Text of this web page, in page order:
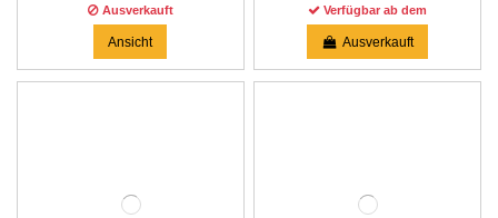
Ausverkauft
Ansicht
Verfügbar ab dem
Ausverkauft